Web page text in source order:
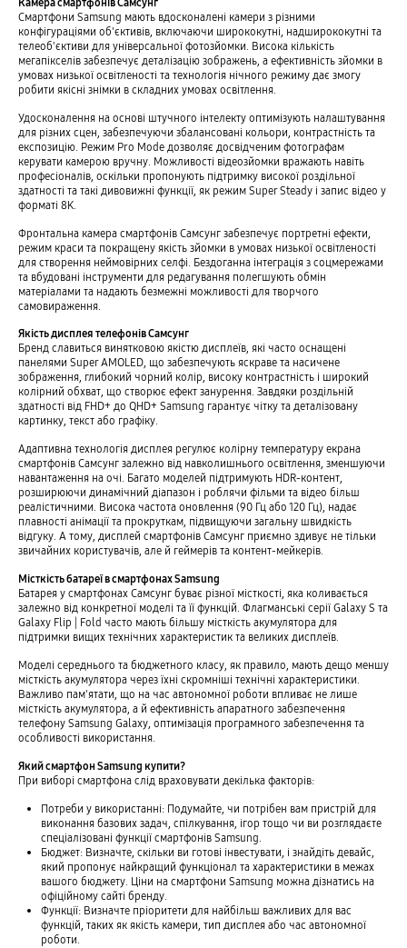
Смартфони Samsung мають вдосконалені камери з різними
конфігураціями об'єктивів, включаючи ширококутні, надширококутні та
телеоб'єктиви для універсальної фотозйомки. Висока кількість
мегапікселів забезпечує деталізацію зображень, а ефективність зйомки в
умовах низької освітленості та технологія нічного режиму дає змогу
робити якісні знімки в складних умовах освітлення.
Удосконалення на основі штучного інтелекту оптимізують налаштування
для різних сцен, забезпечуючи збалансовані кольори, контрастність та
експозицію. Режим Pro Mode дозволяє досвідченим фотографам
керувати камерою вручну. Можливості відеозйомки вражають навіть
професіоналів, оскільки пропонують підтримку високої роздільної
здатності та такі дивовижні функції, як режим Super Steady і запис відео у
форматі 8K.
Фронтальна камера смартфонів Самсунг забезпечує портретні ефекти,
режим краси та покращену якість зйомки в умовах низької освітленості
для створення неймовірних селфі. Бездоганна інтеграція з соцмережами
та вбудовані інструменти для редагування полегшують обмін
матеріалами та надають безмежні можливості для творчого
самовираження.
Якість дисплея телефонів Самсунг
Бренд славиться винятковою якістю дисплеїв, які часто оснащені
панелями Super AMOLED, що забезпечують яскраве та насичене
зображення, глибокий чорний колір, високу контрастність і широкий
колірний обхват, що створює ефект занурення. Завдяки роздільній
здатності від FHD+ до QHD+ Samsung гарантує чітку та деталізовану
картинку, текст або графіку.
Адаптивна технологія дисплея регулює колірну температуру екрана
смартфонів Самсунг залежно від навколишнього освітлення, зменшуючи
навантаження на очі. Багато моделей підтримують HDR-контент,
розширюючи динамічний діапазон і роблячи фільми та відео більш
реалістичними. Висока частота оновлення (90 Гц або 120 Гц), надає
плавності анімації та прокруткам, підвищуючи загальну швидкість
відгуку. А тому, дисплей смартфонів Самсунг приємно здивує не тільки
звичайних користувачів, але й геймерів та контент-мейкерів.
Місткість батареї в смартфонах Samsung
Батарея у смартфонах Самсунг буває різної місткості, яка коливається
залежно від конкретної моделі та її функцій. Флагманські серії Galaxy S та
Galaxy Flip | Fold часто мають більшу місткість акумулятора для
підтримки вищих технічних характеристик та великих дисплеїв.
Моделі середнього та бюджетного класу, як правило, мають дещо меншу
місткість акумулятора через їхні скромніші технічні характеристики.
Важливо пам'ятати, що на час автономної роботи впливає не лише
місткість акумулятора, а й ефективність апаратного забезпечення
телефону Samsung Galaxy, оптимізація програмного забезпечення та
особливості використання.
Який смартфон Samsung купити?
При виборі смартфона слід враховувати декілька факторів:
Потреби у використанні: Подумайте, чи потрібен вам пристрій для
виконання базових задач, спілкування, ігор тощо чи ви розглядаєте
спеціалізовані функції смартфонів Samsung.
Бюджет: Визначте, скільки ви готові інвестувати, і знайдіть девайс,
який пропонує найкращий функціонал та характеристики в межах
вашого бюджету. Ціни на смартфони Samsung можна дізнатись на
офіційному сайті бренду.
Функції: Визначте пріоритети для найбільш важливих для вас
функцій, таких як якість камери, тип дисплея або час автономної
роботи.